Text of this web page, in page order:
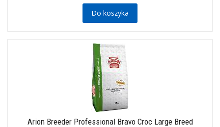
Do koszyka
Arion Breeder Professional Bravo Croc Large Breed